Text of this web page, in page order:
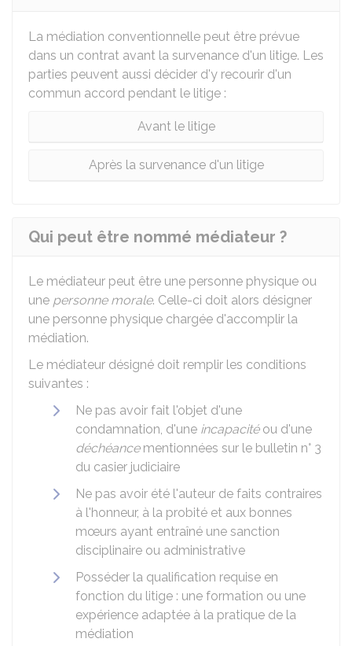
La médiation conventionnelle peut être prévue
dans un contrat avant la survenance d'un litige. Les
parties peuvent aussi décider d'y recourir d'un
commun accord pendant le litige :
Avant le litige
Après la survenance d'un litige
Qui peut être nommé médiateur ?
Le médiateur peut être une personne physique ou
une personne morale. Celle-ci doit alors désigner
une personne physique chargée d'accomplir la
médiation.
Le médiateur désigné doit remplir les conditions
suivantes :
Ne pas avoir fait l'objet d'une
condamnation, d'une incapacitéou d'une
déchéancementionnées sur le bulletin n° 3
du casier judiciaire
Ne pas avoir été l'auteur de faits contraires
à l'honneur, à la probité et aux bonnes
mœurs ayant entraîné une sanction
disciplinaire ou administrative
Posséder la qualification requise en
fonction du litige : une formation ou une
expérience adaptée à la pratique de la
médiation